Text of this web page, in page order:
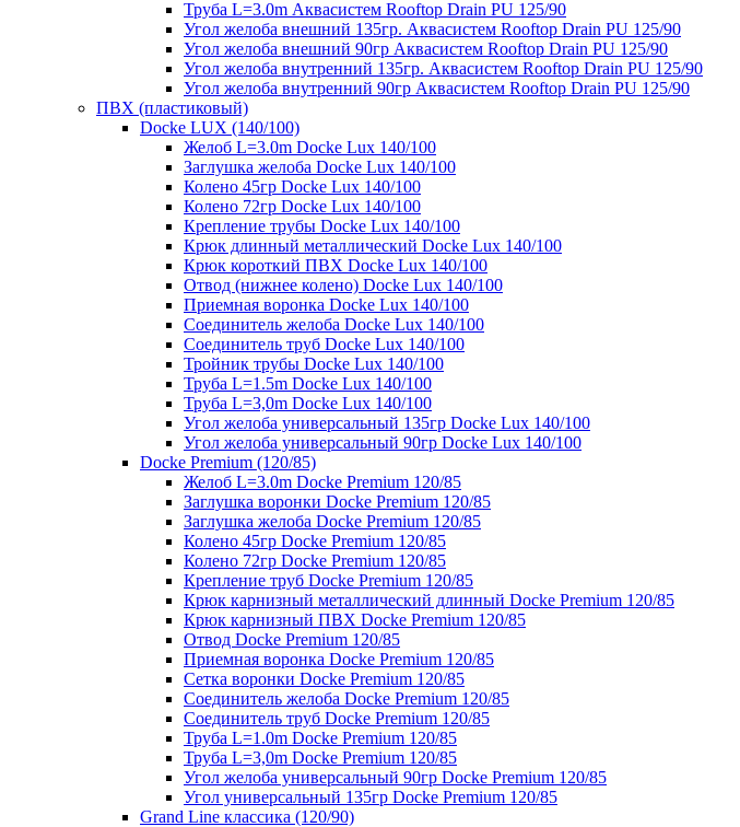
Труба L=3.0m Аквасистем Rooftop Drain PU 125/90
Угол желоба внешний 135гр. Аквасистем Rooftop Drain PU 125/90
Угол желоба внешний 90гр Аквасистем Rooftop Drain PU 125/90
Угол желоба внутренний 135гр. Аквасистем Rooftop Drain PU 125/90
Угол желоба внутренний 90гр Аквасистем Rooftop Drain PU 125/90
ПВХ (пластиковый)
Docke LUX (140/100)
Желоб L=3.0m Docke Lux 140/100
Заглушка желоба Docke Lux 140/100
Колено 45гр Docke Lux 140/100
Колено 72гр Docke Lux 140/100
Крепление трубы Docke Lux 140/100
Крюк длинный металлический Docke Lux 140/100
Крюк короткий ПВХ Docke Lux 140/100
Отвод (нижнее колено) Docke Lux 140/100
Приемная воронка Docke Lux 140/100
Соединитель желоба Docke Lux 140/100
Соединитель труб Docke Lux 140/100
Тройник трубы Docke Lux 140/100
Труба L=1.5m Docke Lux 140/100
Труба L=3,0m Docke Lux 140/100
Угол желоба универсальный 135гр Docke Lux 140/100
Угол желоба универсальный 90гр Docke Lux 140/100
Docke Premium (120/85)
Желоб L=3.0m Docke Premium 120/85
Заглушка воронки Docke Premium 120/85
Заглушка желоба Docke Premium 120/85
Колено 45гр Docke Premium 120/85
Колено 72гр Docke Premium 120/85
Крепление труб Docke Premium 120/85
Крюк карнизный металлический длинный Docke Premium 120/85
Крюк карнизный ПВХ Docke Premium 120/85
Отвод Docke Premium 120/85
Приемная воронка Docke Premium 120/85
Сетка воронки Docke Premium 120/85
Соединитель желоба Docke Premium 120/85
Соединитель труб Docke Premium 120/85
Труба L=1.0m Docke Premium 120/85
Труба L=3,0m Docke Premium 120/85
Угол желоба универсальный 90гр Docke Premium 120/85
Угол универсальный 135гр Docke Premium 120/85
Grand Line классика (120/90)